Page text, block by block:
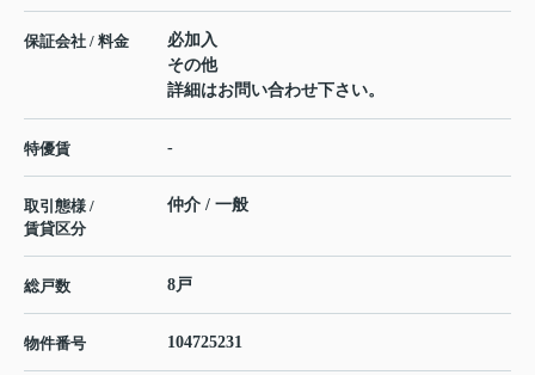
保証会社 / 料金
必加入
その他
詳細はお問い合わせ下さい。
特優賃 -
取引態様 /
賃貸区分
仲介 / 一般
総戸数 8戸
物件番号 104725231